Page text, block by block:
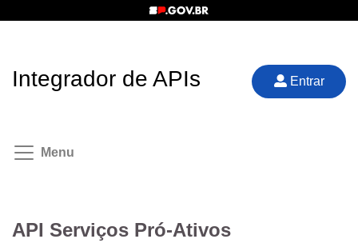
Integrador de APIs Entrar
Menu
API Serviços Pró-Ativos